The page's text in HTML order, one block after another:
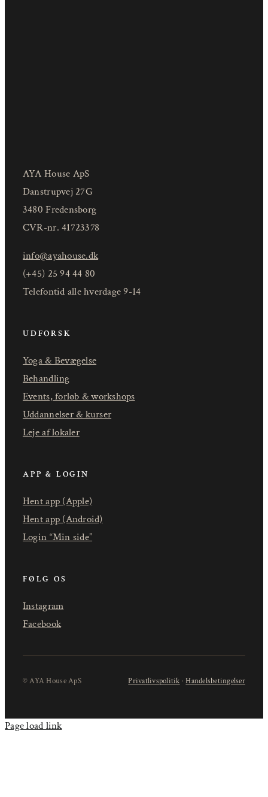
AYA House ApS
Danstrupvej 27G
3480 Fredensborg
CVR-nr. 41723378
info@ayahouse.dk
(+45) 25 94 44 80
Telefontid alle hverdage 9-14
UDFORSK
Yoga & Bevægelse
Behandling
Events, forløb & workshops
Uddannelser & kurser
Leje af lokaler
APP & LOGIN
Hent app (Apple)
Hent app (Android)
Login “Min side”
FØLG OS
Instagram
Facebook
© AYA House ApS Privatlivspolitik ·Handelsbetingelser
Page load link